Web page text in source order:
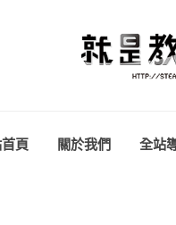
頁 關於我們 全站